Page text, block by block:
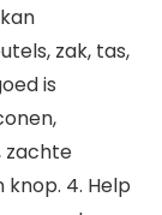
zak, tas,
is
zachte
4. Help